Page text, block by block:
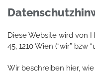
Diese Website wird von
45, 1210 Wien (“wir” bzw
Wir beschreiben hier,